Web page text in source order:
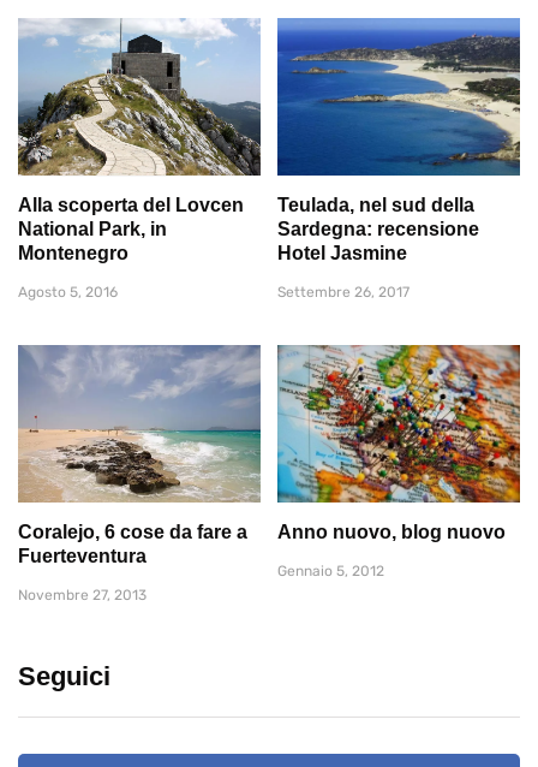
Alla scoperta del Lovcen
National Park, in
Montenegro
Agosto 5, 2016
Teulada, nel sud della
Sardegna: recensione
Hotel Jasmine
Settembre 26, 2017
Coralejo, 6 cose da fare a
Fuerteventura
Novembre 27, 2013
Anno nuovo, blog nuovo
Gennaio 5, 2012
Seguici